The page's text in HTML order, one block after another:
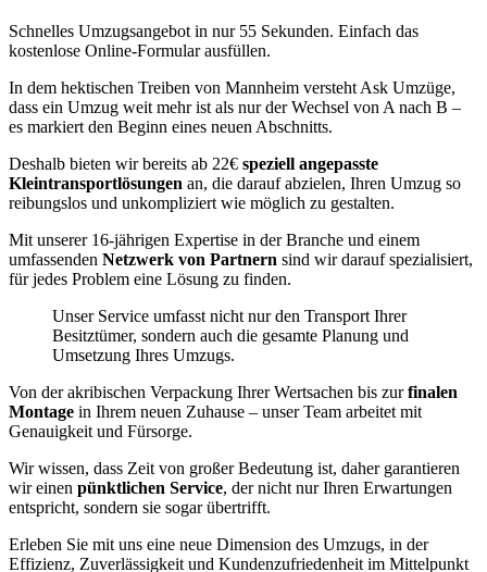
Schnelles Umzugsangebot in nur 55 Sekunden. Einfach das
kostenlose Online-Formular ausfüllen.
In dem hektischen Treiben von Mannheim versteht Ask Umzüge,
dass ein Umzug weit mehr ist als nur der Wechsel von A nach B –
es markiert den Beginn eines neuen Abschnitts.
Deshalb bieten wir bereits ab 22€ speziell angepasste
Kleintransportlösungen an, die darauf abzielen, Ihren Umzug so
reibungslos und unkompliziert wie möglich zu gestalten.
Mit unserer 16-jährigen Expertise in der Branche und einem
umfassenden Netzwerk von Partnern sind wir darauf spezialisiert,
für jedes Problem eine Lösung zu finden.
Unser Service umfasst nicht nur den Transport Ihrer
Besitztümer, sondern auch die gesamte Planung und
Umsetzung Ihres Umzugs.
Von der akribischen Verpackung Ihrer Wertsachen bis zurfinalen
Montage in Ihrem neuen Zuhause – unser Team arbeitet mit
Genauigkeit und Fürsorge.
Wir wissen, dass Zeit von großer Bedeutung ist, daher garantieren
wir einen pünktlichen Service, der nicht nur Ihren Erwartungen
entspricht, sondern sie sogar übertrifft.
Erleben Sie mit uns eine neue Dimension des Umzugs, in der
Effizienz, Zuverlässigkeit und Kundenzufriedenheit im Mittelpunkt